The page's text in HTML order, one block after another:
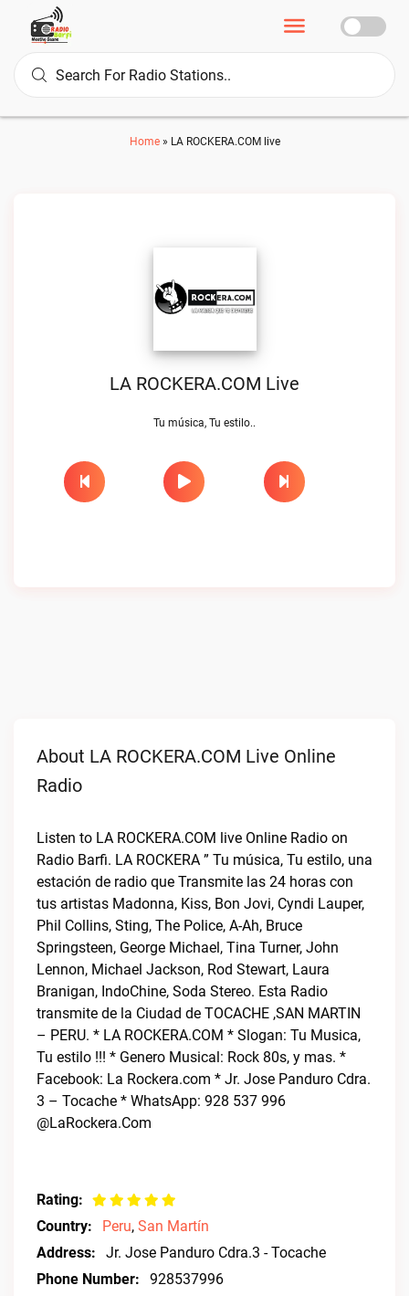
Home» LA ROCKERA.COM live
LA ROCKERA.COM Live
Tu música, Tu estilo..
About LA ROCKERA.COM Live Online
Radio
Listen to LA ROCKERA.COM live Online Radio on
Radio Barfi. LA ROCKERA ” Tu música, Tu estilo, una
estación de radio que Transmite las 24 horas con
tus artistas Madonna, Kiss, Bon Jovi, Cyndi Lauper,
Phil Collins, Sting, The Police, A-Ah, Bruce
Springsteen, George Michael, Tina Turner, John
Lennon, Michael Jackson, Rod Stewart, Laura
Branigan, IndoChine, Soda Stereo. Esta Radio
transmite de la Ciudad de TOCACHE ,SAN MARTIN
– PERU. * LA ROCKERA.COM * Slogan: Tu Musica,
Tu estilo !!! * Genero Musical: Rock 80s, y mas. *
Facebook: La Rockera.com * Jr. Jose Panduro Cdra.
3 – Tocache * WhatsApp: 928 537 996
@LaRockera.Com
Rating:
Country:
Peru, San Martín
Address:
Jr. Jose Panduro Cdra.3 - Tocache
Phone Number:
928537996